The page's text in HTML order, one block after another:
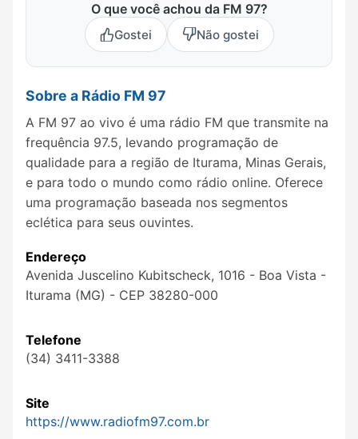
O que você achou da FM 97?
Gostei Não gostei
Sobre a Rádio FM 97
A FM 97 ao vivo é uma rádio FM que transmite na
frequência 97.5, levando programação de
qualidade para a região de Iturama, Minas Gerais,
e para todo o mundo como rádio online. Oferece
uma programação baseada nos segmentos
eclética para seus ouvintes.
Endereço
Avenida Juscelino Kubitscheck, 1016 - Boa Vista -
Iturama (MG) - CEP 38280-000
Telefone
(34) 3411-3388
Site
https://www.radiofm97.com.br